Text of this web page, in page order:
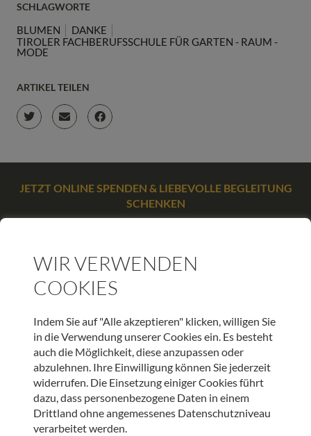
SCHLAGWORTE
BLUMEN
DANKE
TIROLER FACHBERUFSSCHULE FÜR GARTEN - RAUM -
MODE
ARTIKEL TEILEN
JETZT ONLINE SPENDEN & LIEBEVOLLE BEGLEITUNG
SCHENKEN
HOSPIZ TIROL
Wir sagen Danke – Stefan Lang
23.07.2026
Urban Regensburger
WIR VERWENDEN
COOKIES
Indem Sie auf "Alle akzeptieren" klicken, willigen Sie
in die Verwendung unserer Cookies ein. Es besteht
auch die Möglichkeit, diese anzupassen oder
abzulehnen. Ihre Einwilligung können Sie jederzeit
widerrufen. Die Einsetzung einiger Cookies führt
dazu, dass personenbezogene Daten in einem
Drittland ohne angemessenes Datenschutzniveau
verarbeitet werden.